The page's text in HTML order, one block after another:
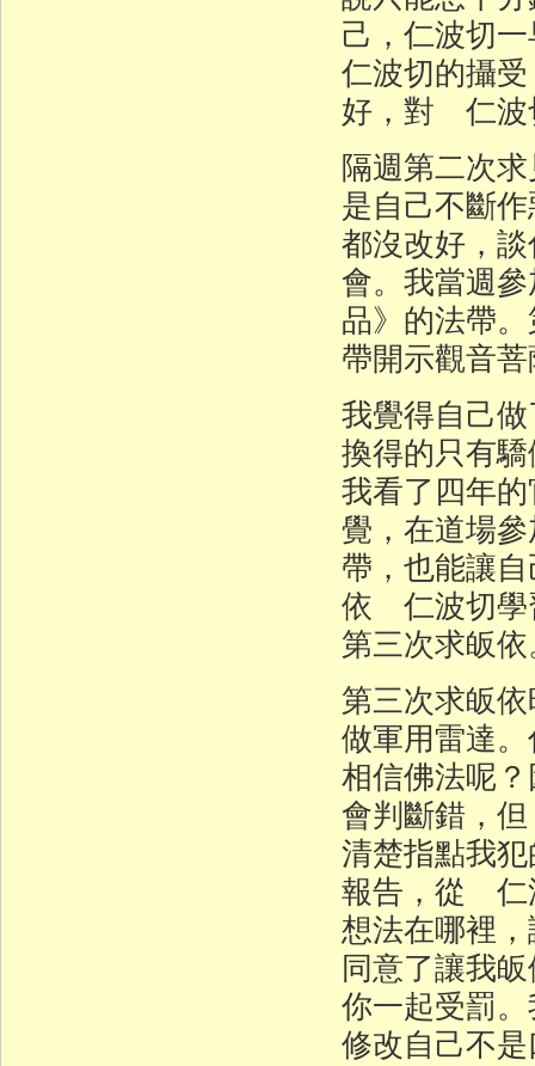
己，仁波切
仁波切的攝
好，對 仁波
隔週第二次
是自己不斷
都沒改好，
會。我當週
品》的法帶
帶開示觀音
我覺得自己
換得的只有
我看了四年
覺，在道場
帶，也能讓
依 仁波切學
第三次求皈
第三次求皈
做軍用雷達
相信佛法呢
會判斷錯，
清楚指點我
報告，從 仁
想法在哪裡
同意了讓我
你一起受罰
修改自己不